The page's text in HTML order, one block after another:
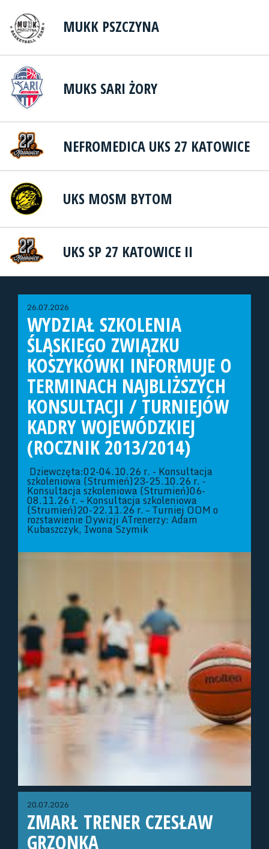
MUKK PSZCZYNA
MUKS SARI ŻORY
NEFROMEDICA UKS 27 KATOWICE
UKS MOSM BYTOM
UKS SP 27 KATOWICE II
26.07.2026
WYDZIAŁ SZKOLENIA
ŚLĄSKIEGO ZWIĄZKU
KOSZYKÓWKI INFORMUJE O
TERMINACH NAJBLIŻSZYCH
KONSULTACJI / TURNIEJÓW
KADRY WOJEWÓDZKIEJ
(ROCZNIK 2013/2014)
Dziewczęta:02-04.10.26 r. - Konsultacja
szkoleniowa (Strumień)23-25.10.26 r. -
Konsultacja szkoleniowa (Strumień)06-
08.11.26 r. – Konsultacja szkoleniowa
(Strumień)20-22.11.26 r. – Turniej OOM o
rozstawienie Dywizji ATrenerzy: Adam
Kubaszczyk, Iwona Szymik
20.07.2026
ZMARŁ TRENER CZESŁAW
GRZONKA